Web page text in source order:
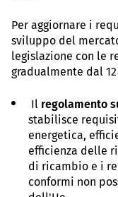
Per aggiornare i
sviluppo del
legislazione con le
gradualmente dal
Il regolamento
stabilisce
energetica,
efficienza delle
di ricambio e i
conformi non